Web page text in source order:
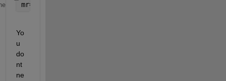
mr=mi-((mi-mf)*(t./tb));
Yo
u
do
nt
ne